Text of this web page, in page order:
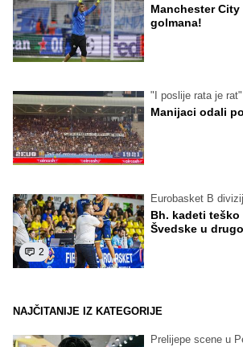
Manchester
golmana!
"I poslije rata je rat"
Manijaci odali
2
Eurobasket B
Bh. kadeti teško
Švedske u
NAJČITANIJE IZ KATEGORIJE
Prelijepe scene u